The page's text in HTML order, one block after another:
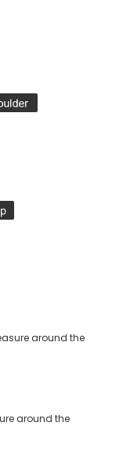
around the
around the